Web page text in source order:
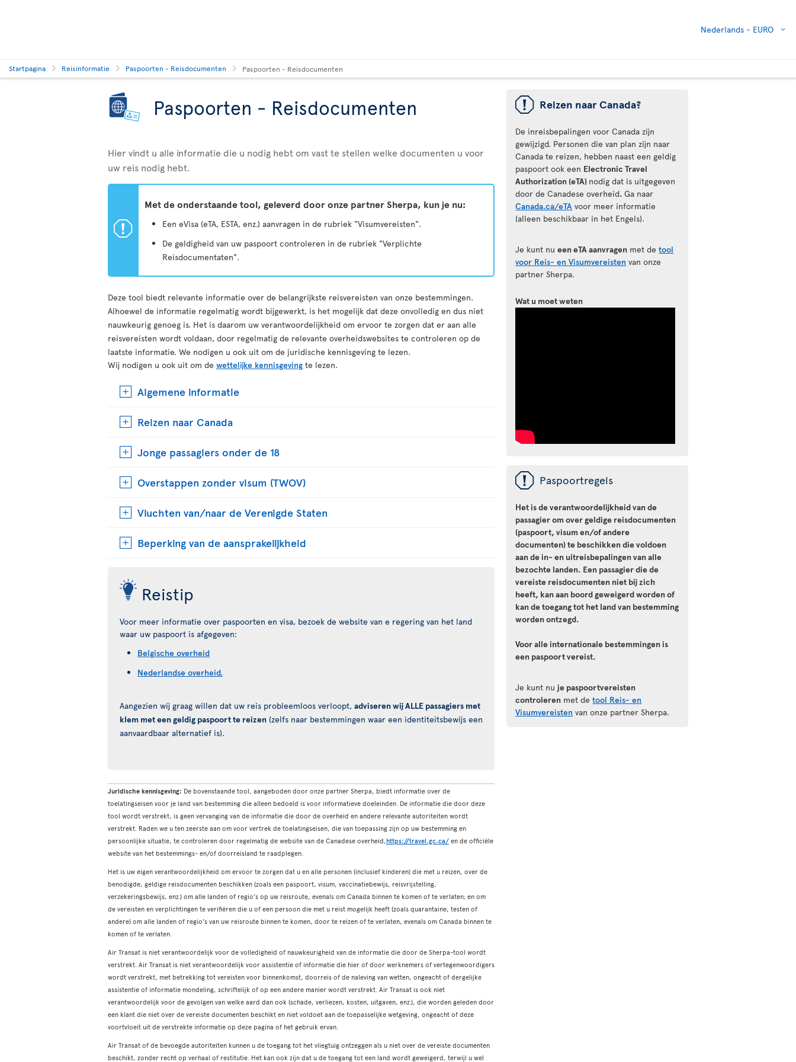
Nederlands - EURO
Startpagina Reisinformatie Paspoorten - Reisdocumenten Paspoorten - Reisdocumenten
Paspoorten - Reisdocumenten
Hier vindt u alle informatie die u nodig hebt om vast te stellen welke documenten u voor
uw reis nodig hebt.
ü
Met de onderstaande tool, geleverd door onze partner Sherpa, kun je nu:
Een eVisa (eTA, ESTA, enz.) aanvragen in de rubriek "Visumvereisten".
De geldigheid van uw paspoort controleren in de rubriek "Verplichte
Reisdocumentaten".
Deze tool biedt relevante informatie over de belangrijkste reisvereisten van onze bestemmingen.
Alhoewel de informatie regelmatig wordt bijgewerkt, is het mogelijk dat deze onvolledig en dus niet
nauwkeurig genoeg is. Het is daarom uw verantwoordelijkheid om ervoor te zorgen dat er aan alle
reisvereisten wordt voldaan, door regelmatig de relevante overheidswebsites te controleren op de
laatste informatie. We nodigen u ook uit om de juridische kennisgeving te lezen.
Wij nodigen u ook uit om de wettelijke kennisgeving te lezen.
Algemene informatie
Reizen naar Canada
Jonge passagiers onder de 18
Overstappen zonder visum (TWOV)
Vluchten van/naar de Verenigde Staten
Beperking van de aansprakelijkheid
Reistip
Voor meer informatie over paspoorten en visa, bezoek de website van e regering van het land
waar uw paspoort is afgegeven:
Belgische overheid
Nederlandse overheid.
Aangezien wij graag willen dat uw reis probleemloos verloopt, adviseren wij ALLE passagiers met
klem met een geldig paspoort te reizen (zelfs naar bestemmingen waar een identiteitsbewijs een
aanvaardbaar alternatief is).
Juridische kennisgeving: De bovenstaande tool, aangeboden door onze partner Sherpa, biedt informatie over de
toelatingseisen voor je land van bestemming die alleen bedoeld is voor informatieve doeleinden. De informatie die door deze
tool wordt verstrekt, is geen vervanging van de informatie die door de overheid en andere relevante autoriteiten wordt
verstrekt. Raden we u ten zeerste aan om voor vertrek de toelatingseisen, die van toepassing zijn op uw bestemming en
persoonlijke situatie, te controleren door regelmatig de website van de Canadese overheid,https://travel.gc.ca/ en de officiële
website van het bestemmings- en/of doorreisland te raadplegen.
Het is uw eigen verantwoordelijkheid om ervoor te zorgen dat u en alle personen (inclusief kinderen) die met u reizen, over de
benodigde, geldige reisdocumenten beschikken (zoals een paspoort, visum, vaccinatiebewijs, reisvrijstelling,
verzekeringsbewijs, enz.) om alle landen of regio's op uw reisroute, evenals om Canada binnen te komen of te verlaten; en om
de vereisten en verplichtingen te verifiëren die u of een persoon die met u reist mogelijk heeft (zoals quarantaine, testen of
andere) om alle landen of regio's van uw reisroute binnen te komen, door te reizen of te verlaten, evenals om Canada binnen te
komen of te verlaten.
Air Transat is niet verantwoordelijk voor de volledigheid of nauwkeurigheid van de informatie die door de Sherpa-tool wordt
verstrekt. Air Transat is niet verantwoordelijk voor assistentie of informatie die hier of door werknemers of vertegenwoordigers
wordt verstrekt, met betrekking tot vereisten voor binnenkomst, doorreis of de naleving van wetten, ongeacht of dergelijke
assistentie of informatie mondeling, schriftelijk of op een andere manier wordt verstrekt. Air Transat is ook niet
verantwoordelijk voor de gevolgen van welke aard dan ook (schade, verliezen, kosten, uitgaven, enz.), die worden geleden door
een klant die niet over de vereiste documenten beschikt en niet voldoet aan de toepasselijke wetgeving, ongeacht of deze
voortvloeit uit de verstrekte informatie op deze pagina of het gebruik ervan.
Air Transat of de bevoegde autoriteiten kunnen u de toegang tot het vliegtuig ontzeggen als u niet over de vereiste documenten
beschikt, zonder recht op verhaal of restitutie. Het kan ook zijn dat u de toegang tot een land wordt geweigerd, terwijl u wel
ü Reizen naar Canada?
De inreisbepalingen voor Canada zijn
gewijzigd. Personen die van plan zijn naar
Canada te reizen, hebben naast een geldig
paspoort ook een Electronic Travel
Authorization (eTA) nodig dat is uitgegeven
door de Canadese overheid.Ga naar
Canada.ca/eTA voor meer informatie
(alleen beschikbaar in het Engels).
Je kunt nueen eTA aanvragen met detool
voor Reis- en Visumvereisten van onze
partner Sherpa.
Wat u moet weten
ü Paspoortregels
Het is de verantwoordelijkheid van de
passagier om over geldige reisdocumenten
(paspoort, visum en/of andere
documenten) te beschikken die voldoen
aan de in- en uitreisbepalingen van alle
bezochte landen. Een passagier die de
vereiste reisdocumenten niet bij zich
heeft, kan aan boord geweigerd worden of
kan de toegang tot het land van bestemming
worden ontzegd.
Voor alle internationale bestemmingen is
een paspoort vereist.
Je kunt nuje paspoortvereisten
controleren met detool Reis- en
Visumvereisten van onze partner Sherpa.